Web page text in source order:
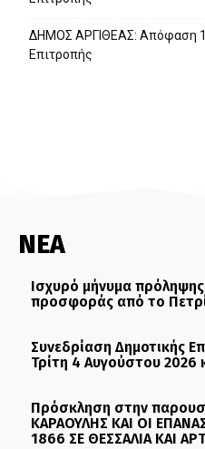
ΔΗΜΟΣ ΑΡΓΙΘΕΑΣ: Απόφαση
Επιτροπής
ΝΕΑ
Ισχυρό μήνυμα
προσφοράς από το
Συνεδρίαση Δημοτικής
Τρίτη 4 Αυγούστου
Πρόσκληση στην
ΚΑΡΑΟΥΛΗΣ ΚΑΙ ΟΙ
1866 ΣΕ ΘΕΣΣΑΛΙΑ ΚΑΙ